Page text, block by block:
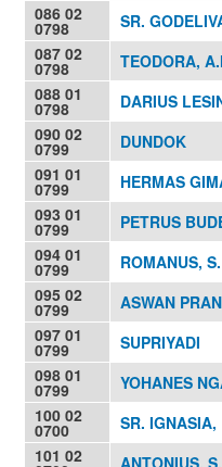
086 02
0798
SR.
087 02
0798
TEODORA,
088 01
0798
DARIUS
090 02
0799
DUNDOK
091 01
0799
HERMAS
093 01
0799
PETRUS
094 01
0799
ROMANUS,
095 02
0799
ASWAN
097 01
0799
SUPRIYADI
098 01
0799
YOHANES
100 02
0700
SR. IGNASIA,
101 02
ANTONIUS,